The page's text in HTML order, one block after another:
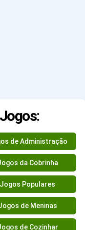
de Administração
da Cobrinha
Jogos Populares
de Meninas
de Cozinhar